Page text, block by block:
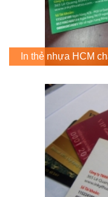
In thẻ nhựa HCM